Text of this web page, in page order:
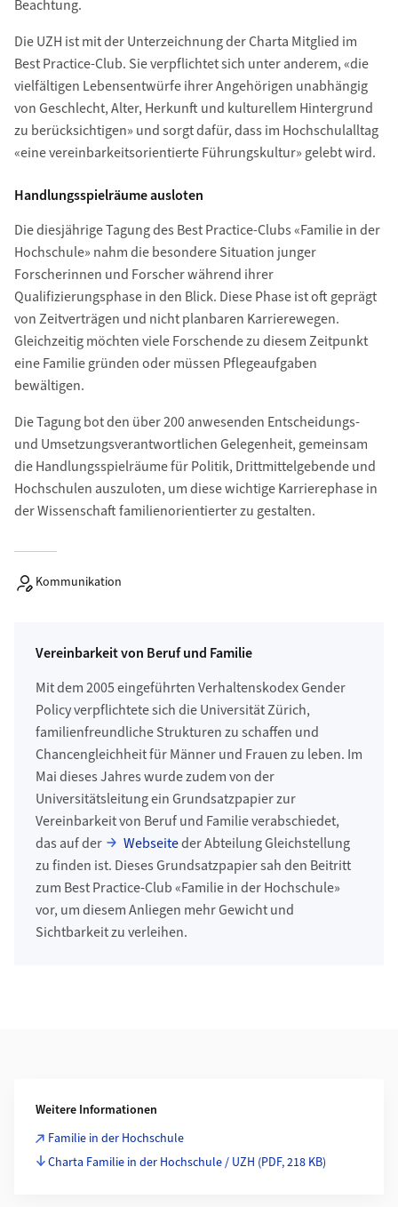
Beachtung.
Die UZH ist mit der Unterzeichnung der Charta Mitglied im
Best Practice-Club. Sie verpflichtet sich unter anderem, «die
vielfältigen Lebensentwürfe ihrer Angehörigen unabhängig
von Geschlecht, Alter, Herkunft und kulturellem Hintergrund
zu berücksichtigen» und sorgt dafür, dass im Hochschulalltag
«eine vereinbarkeitsorientierte Führungskultur» gelebt wird.
Handlungsspielräume ausloten
Die diesjährige Tagung des Best Practice-Clubs «Familie in der
Hochschule» nahm die besondere Situation junger
Forscherinnen und Forscher während ihrer
Qualifizierungsphase in den Blick. Diese Phase ist oft geprägt
von Zeitverträgen und nicht planbaren Karrierewegen.
Gleichzeitig möchten viele Forschende zu diesem Zeitpunkt
eine Familie gründen oder müssen Pflegeaufgaben
bewältigen.
Die Tagung bot den über 200 anwesenden Entscheidungs-
und Umsetzungsverantwortlichen Gelegenheit, gemeinsam
die Handlungsspielräume für Politik, Drittmittelgebende und
Hochschulen auszuloten, um diese wichtige Karrierephase in
der Wissenschaft familienorientierter zu gestalten.
Kommunikation
Vereinbarkeit von Beruf und Familie
Mit dem 2005 eingeführten Verhaltenskodex Gender
Policy verpflichtete sich die Universität Zürich,
familienfreundliche Strukturen zu schaffen und
Chancengleichheit für Männer und Frauen zu leben. Im
Mai dieses Jahres wurde zudem von der
Universitätsleitung ein Grundsatzpapier zur
Vereinbarkeit von Beruf und Familie verabschiedet,
das auf der
Webseiteder Abteilung Gleichstellung
zu finden ist. Dieses Grundsatzpapier sah den Beitritt
zum Best Practice-Club «Familie in der Hochschule»
vor, um diesem Anliegen mehr Gewicht und
Sichtbarkeit zu verleihen.
Weitere Informationen
Familie in der Hochschule
Charta Familie in der Hochschule / UZH (PDF, 218 KB)